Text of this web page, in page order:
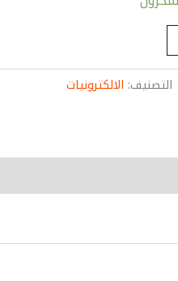
التصنيف: الالكترونيات